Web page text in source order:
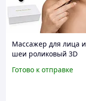
Массажер для лица и
шеи роликовый 3D
лифтинг-массажер с
Готово к отправке